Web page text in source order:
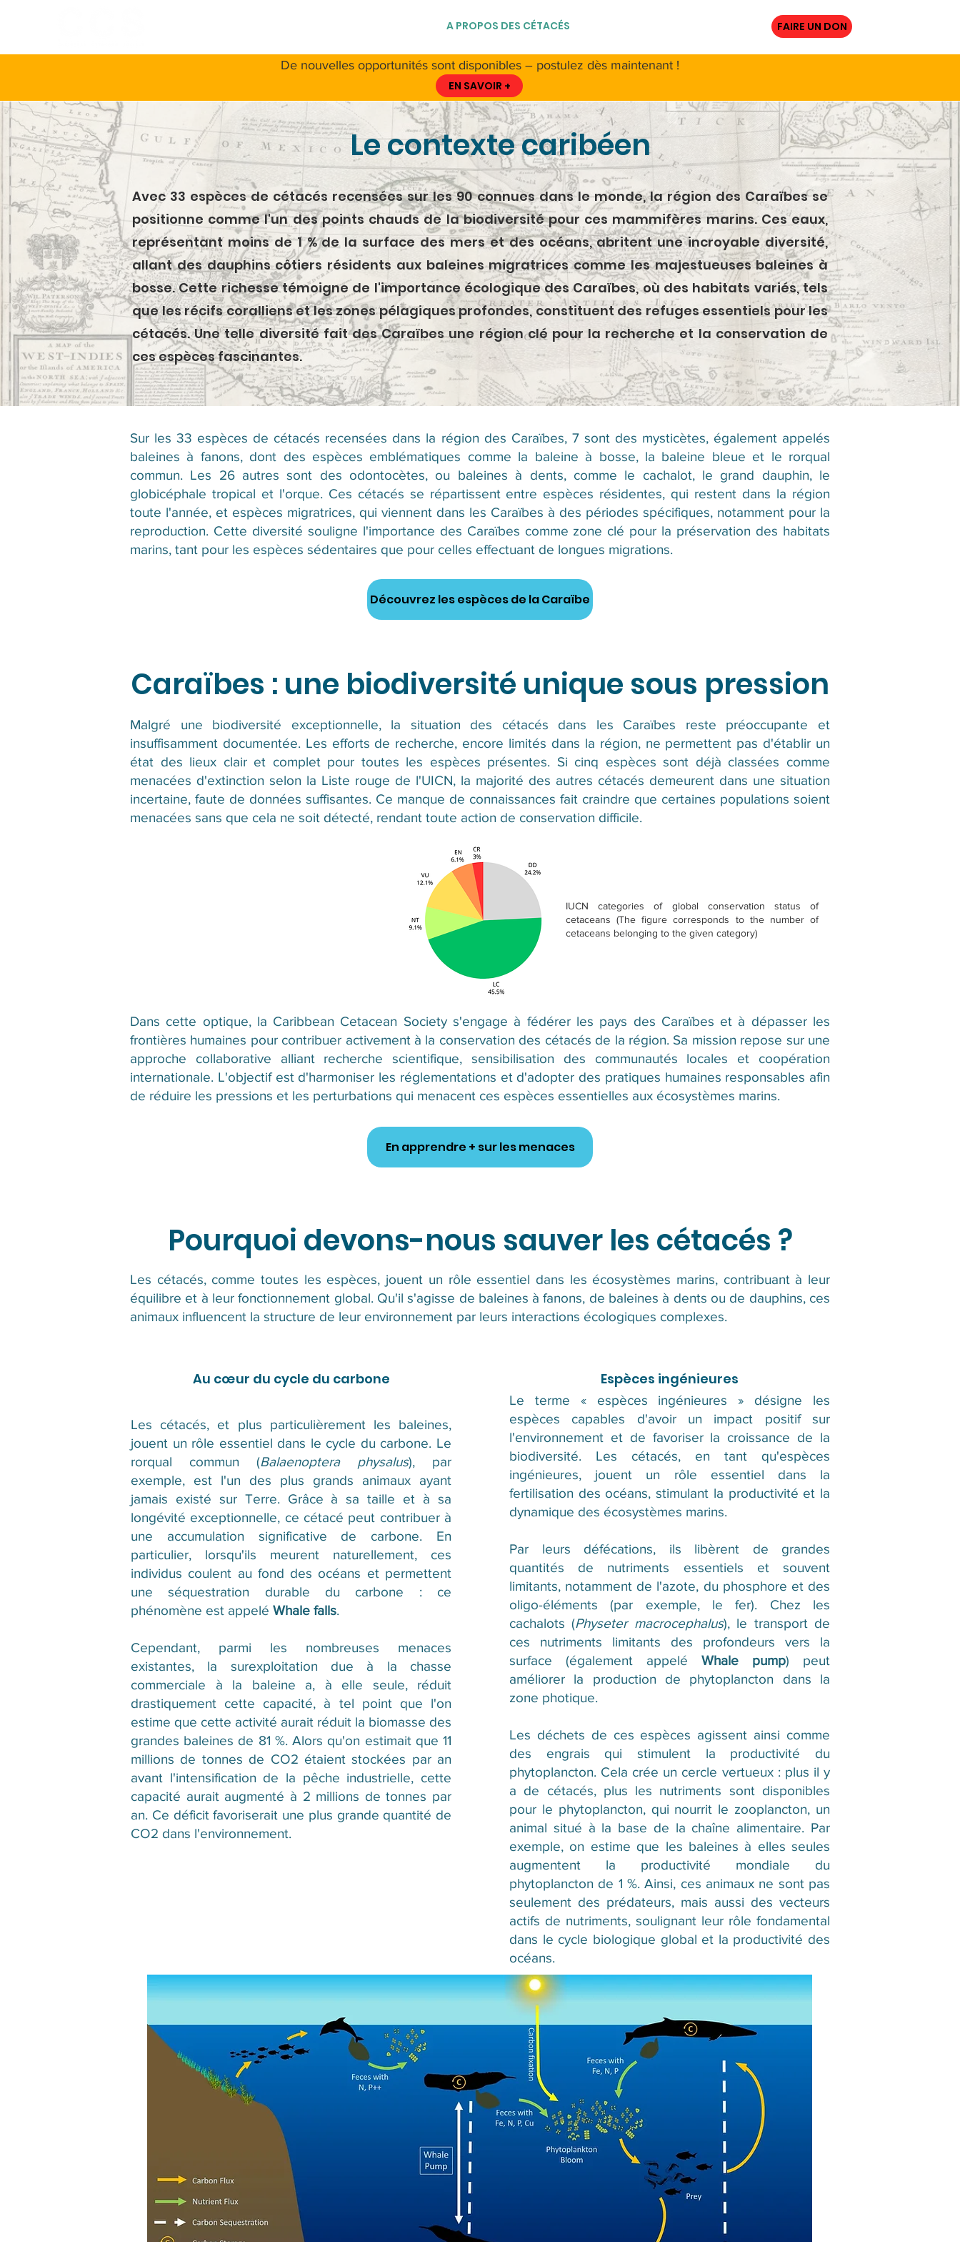
A PROPOS DES CÉTACÉS FAIRE UN DON
De nouvelles opportunités sont disponibles – postulez dès maintenant !
EN SAVOIR +
Le contexte caribéen
Avec 33 espèces de cétacés recensées sur les 90 connues dans le monde, la région des Caraïbes se
positionne comme l'un des points chauds de la biodiversité pour ces mammifères marins. Ces eaux,
représentant moins de 1 % de la surface des mers et des océans, abritent une incroyable diversité,
allant des dauphins côtiers résidents aux baleines migratrices comme les majestueuses baleines à
bosse. Cette richesse témoigne de l'importance écologique des Caraïbes, où des habitats variés, tels
que les récifs coralliens et les zones pélagiques profondes, constituent des refuges essentiels pour les
cétacés. Une telle diversité fait des Caraïbes une région clé pour la recherche et la conservation de
ces espèces fascinantes.
Sur les 33 espèces de cétacés recensées dans la région des Caraïbes, 7 sont des mysticètes, également appelés
baleines à fanons, dont des espèces emblématiques comme la baleine à bosse, la baleine bleue et le rorqual
commun. Les 26 autres sont des odontocètes, ou baleines à dents, comme le cachalot, le grand dauphin, le
globicéphale tropical et l'orque. Ces cétacés se répartissent entre espèces résidentes, qui restent dans la région
toute l'année, et espèces migratrices, qui viennent dans les Caraïbes à des périodes spécifiques, notamment pour la
reproduction. Cette diversité souligne l'importance des Caraïbes comme zone clé pour la préservation des habitats
marins, tant pour les espèces sédentaires que pour celles effectuant de longues migrations.
Découvrez les espèces de la Caraïbe
Caraïbes : une biodiversité unique sous pression
Malgré une biodiversité exceptionnelle, la situation des cétacés dans les Caraïbes reste préoccupante et
insuffisamment documentée. Les efforts de recherche, encore limités dans la région, ne permettent pas d'établir un
état des lieux clair et complet pour toutes les espèces présentes. Si cinq espèces sont déjà classées comme
menacées d'extinction selon la Liste rouge de l'UICN, la majorité des autres cétacés demeurent dans une situation
incertaine, faute de données suffisantes. Ce manque de connaissances fait craindre que certaines populations soient
menacées sans que cela ne soit détecté, rendant toute action de conservation difficile.
IUCN categories of global conservation status of
cetaceans (The figure corresponds to the number of
cetaceans belonging to the given category)
Dans cette optique, la Caribbean Cetacean Society s'engage à fédérer les pays des Caraïbes et à dépasser les
frontières humaines pour contribuer activement à la conservation des cétacés de la région. Sa mission repose sur une
approche collaborative alliant recherche scientifique, sensibilisation des communautés locales et coopération
internationale. L'objectif est d'harmoniser les réglementations et d'adopter des pratiques humaines responsables afin
de réduire les pressions et les perturbations qui menacent ces espèces essentielles aux écosystèmes marins.
En apprendre + sur les menaces
Pourquoi devons-nous sauver les cétacés ?
Les cétacés, comme toutes les espèces, jouent un rôle essentiel dans les écosystèmes marins, contribuant à leur
équilibre et à leur fonctionnement global. Qu'il s'agisse de baleines à fanons, de baleines à dents ou de dauphins, ces
animaux influencent la structure de leur environnement par leurs interactions écologiques complexes.
Au cœur du cycle du carbone
Les cétacés, et plus particulièrement les baleines,
jouent un rôle essentiel dans le cycle du carbone. Le
rorqual commun (Balaenoptera physalus), par
exemple, est l'un des plus grands animaux ayant
jamais existé sur Terre. Grâce à sa taille et à sa
longévité exceptionnelle, ce cétacé peut contribuer à
une accumulation significative de carbone. En
particulier, lorsqu'ils meurent naturellement, ces
individus coulent au fond des océans et permettent
une séquestration durable du carbone : ce
phénomène est appelé Whale falls.
Cependant, parmi les nombreuses menaces
existantes, la surexploitation due à la chasse
commerciale à la baleine a, à elle seule, réduit
drastiquement cette capacité, à tel point que l'on
estime que cette activité aurait réduit la biomasse des
grandes baleines de 81 %. Alors qu'on estimait que 11
millions de tonnes de CO2 étaient stockées par an
avant l'intensification de la pêche industrielle, cette
capacité aurait augmenté à 2 millions de tonnes par
an. Ce déficit favoriserait une plus grande quantité de
CO2 dans l'environnement.
Espèces ingénieures
Le terme « espèces ingénieures » désigne les
espèces capables d'avoir un impact positif sur
l'environnement et de favoriser la croissance de la
biodiversité. Les cétacés, en tant qu'espèces
ingénieures, jouent un rôle essentiel dans la
fertilisation des océans, stimulant la productivité et la
dynamique des écosystèmes marins.
Par leurs défécations, ils libèrent de grandes
quantités de nutriments essentiels et souvent
limitants, notamment de l'azote, du phosphore et des
oligo-éléments (par exemple, le fer). Chez les
cachalots (Physeter macrocephalus), le transport de
ces nutriments limitants des profondeurs vers la
surface (également appelé Whale pump) peut
améliorer la production de phytoplancton dans la
zone photique.
Les déchets de ces espèces agissent ainsi comme
des engrais qui stimulent la productivité du
phytoplancton. Cela crée un cercle vertueux : plus il y
a de cétacés, plus les nutriments sont disponibles
pour le phytoplancton, qui nourrit le zooplancton, un
animal situé à la base de la chaîne alimentaire. Par
exemple, on estime que les baleines à elles seules
augmentent la productivité mondiale du
phytoplancton de 1 %. Ainsi, ces animaux ne sont pas
seulement des prédateurs, mais aussi des vecteurs
actifs de nutriments, soulignant leur rôle fondamental
dans le cycle biologique global et la productivité des
océans.